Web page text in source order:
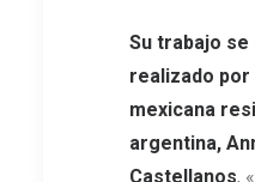
Su trabajo se
realizado por
mexicana
argentina,
Castellanos, «